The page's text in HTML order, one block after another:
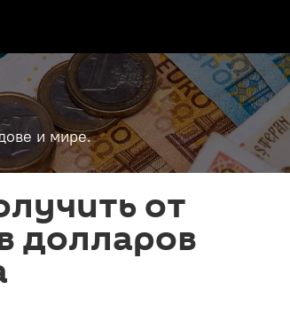
и мире.
от
долларов